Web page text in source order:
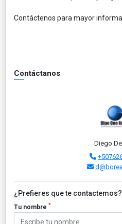
Contáctenos para mayor
Contáctanos
Diego
¿Prefieres que te contactemos?
Tu nombre *